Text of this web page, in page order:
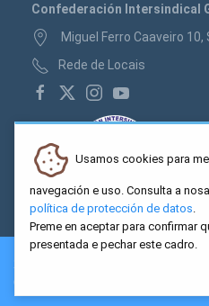
Confederación Intersindical
Miguel Ferro Caaveiro
Rede de Locais
2026 CIG. Confederación
Caaveiro 10, Santiago de
Usamos cookies para
navegación e uso. Consulta a nosa
política de protección de datos.
Preme en aceptar para confirmar
presentada e pechar este cadro.